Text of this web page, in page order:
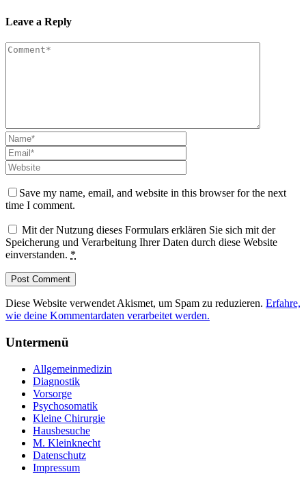
Leave a Reply
Save my name, email, and website in this browser for the next
time I comment.
Mit der Nutzung dieses Formulars erklären Sie sich mit der
Speicherung und Verarbeitung Ihrer Daten durch diese Website
einverstanden. *
Diese Website verwendet Akismet, um Spam zu reduzieren. Erfahre,
wie deine Kommentardaten verarbeitet werden.
Untermenü
Allgemeinmedizin
Diagnostik
Vorsorge
Psychosomatik
Kleine Chirurgie
Hausbesuche
M. Kleinknecht
Datenschutz
Impressum